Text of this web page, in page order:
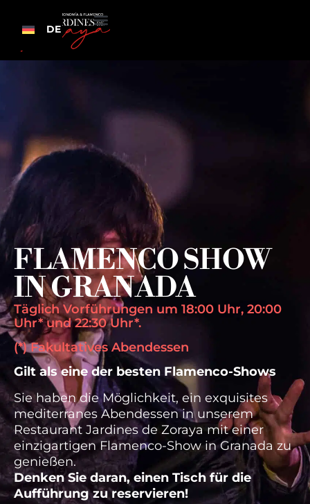
DE
FLAMENCO SHOW
IN GRANADA
Täglich Vorführungen um 18:00 Uhr, 20:00
Uhr* und 22:30 Uhr*.
(*) Fakultatives Abendessen
Gilt als eine der besten Flamenco-Shows
Sie haben die Möglichkeit, ein exquisites
mediterranes Abendessen in unserem
Restaurant Jardines de Zoraya mit einer
einzigartigen Flamenco-Show in Granada zu
genießen.
Denken Sie daran, einen Tisch für die
Aufführung zu reservieren!